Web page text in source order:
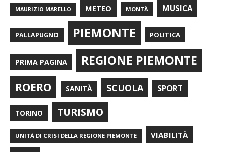
MAURIZIO MARELLO METEO MONTÀ MUSICA
PALLAPUGNO PIEMONTE POLITICA
PRIMA PAGINA REGIONE PIEMONTE
ROERO SANITÀ SCUOLA SPORT
TORINO TURISMO
UNITÀ DI CRISI DELLA REGIONE PIEMONTE VIABILITÀ